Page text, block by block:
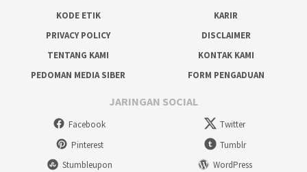
KODE ETIK
KARIR
PRIVACY POLICY
DISCLAIMER
TENTANG KAMI
KONTAK KAMI
PEDOMAN MEDIA SIBER
FORM PENGADUAN
JARINGAN SOCIAL
Facebook
Twitter
Pinterest
Tumblr
Stumbleupon
WordPress